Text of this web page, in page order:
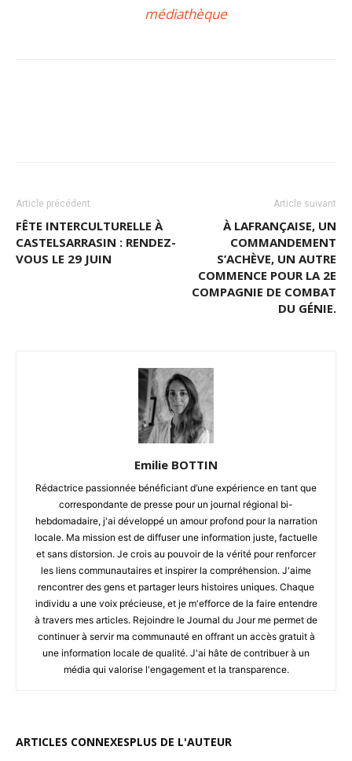
médiathèque
Article précédent
FÊTE INTERCULTURELLE À
CASTELSARRASIN : RENDEZ-
VOUS LE 29 JUIN
Article suivant
À LAFRANÇAISE, UN
COMMANDEMENT
S’ACHÈVE, UN AUTRE
COMMENCE POUR LA 2E
COMPAGNIE DE COMBAT
DU GÉNIE.
Emilie BOTTIN
Rédactrice passionnée bénéficiant d’une expérience en tant que
correspondante de presse pour un journal régional bi-
hebdomadaire, j'ai développé un amour profond pour la narration
locale. Ma mission est de diffuser une information juste, factuelle
et sans distorsion. Je crois au pouvoir de la vérité pour renforcer
les liens communautaires et inspirer la compréhension. J'aime
rencontrer des gens et partager leurs histoires uniques. Chaque
individu a une voix précieuse, et je m'efforce de la faire entendre
à travers mes articles. Rejoindre le Journal du Jour me permet de
continuer à servir ma communauté en offrant un accès gratuit à
une information locale de qualité. J'ai hâte de contribuer à un
média qui valorise l'engagement et la transparence.
ARTICLES CONNEXESPLUS DE L'AUTEUR